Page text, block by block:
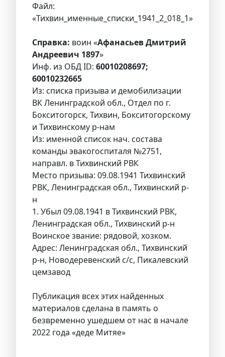
Файл:
«Тихвин_именные_списки_1941_2_018_1»
Справка: воин «Афанасьев Дмитрий
Андреевич 1897»
Инф. из ОБД ID: 60010208697;
60010232665
Из: списка призыва и демобилизации
ВК Ленинградской обл., Отдел по г.
Бокситогорск, Тихвин, Бокситогорскому
и Тихвинскому р-нам
Из: именной список нач. состава
команды эвакогоспиталя №2751,
направл. в Тихвинский РВК
Место призыва: 09.08.1941 Тихвинский
РВК, Ленинградская обл., Тихвинский р-
н
1. Убыл 09.08.1941 в Тихвинский РВК,
Ленинградская обл., Тихвинский р-н
Воинское звание: рядовой, хозком.
Адрес: Ленинградская обл., Тихвинский
р-н, Новодеревенский с/с, Пикалевский
цемзавод
Публикация всех этих найденных
материалов сделана в память о
безвременно ушедшем от нас в начале
2022 года «деде Митяе»